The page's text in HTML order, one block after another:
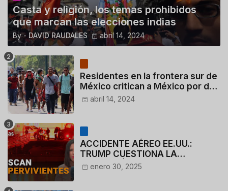
Casta y religión, los temas prohibidos
que marcan las elecciones indias
By - DAVID RAUDALES abril 14, 2024
Residentes en la frontera sur de
México critican a México por dar
110 dólares a migrantes
abril 14, 2024
ACCIDENTE AÉREO EE.UU.:
TRUMP CUESTIONA LA
ACTUACIÓN DE LOS
enero 30, 2025